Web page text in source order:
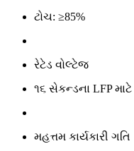
ટોચ: ≥85%
રેટેડ વોલ્ટેજ
૧૬ સેકન્ડના LFP
મહત્તમ કાર્યકારી ગતિ